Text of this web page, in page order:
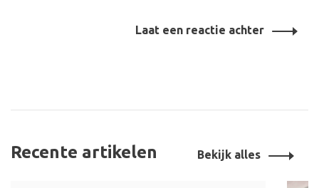
Laat een reactie achter
Recente artikelen Bekijk alles